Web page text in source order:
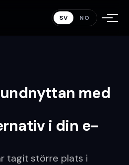
SV NO
med
i din e-
tagit större plats i